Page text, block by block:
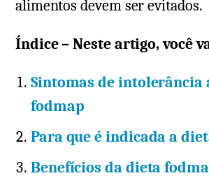
alimentos devem ser evitados.
Índice – Neste artigo, você
Sintomas de intolerância
fodmap
Para que é indicada a
Benefícios da dieta